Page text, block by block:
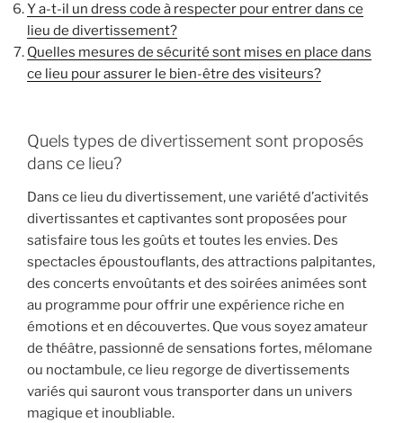
Y a-t-il un dress code à respecter pour entrer dans ce
lieu de divertissement?
Quelles mesures de sécurité sont mises en place dans
ce lieu pour assurer le bien-être des visiteurs?
Quels types de divertissement sont proposés
dans ce lieu?
Dans ce lieu du divertissement, une variété d’activités
divertissantes et captivantes sont proposées pour
satisfaire tous les goûts et toutes les envies. Des
spectacles époustouflants, des attractions palpitantes,
des concerts envoûtants et des soirées animées sont
au programme pour offrir une expérience riche en
émotions et en découvertes. Que vous soyez amateur
de théâtre, passionné de sensations fortes, mélomane
ou noctambule, ce lieu regorge de divertissements
variés qui sauront vous transporter dans un univers
magique et inoubliable.